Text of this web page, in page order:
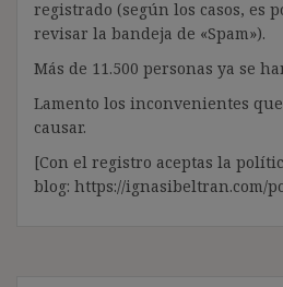
registrado (según los casos, es
revisar la bandeja de «Spam»).
Más de 11.500 personas ya se
Lamento los inconvenientes
causar.
[Con el registro aceptas la
blog: https://ignasibeltran.com/